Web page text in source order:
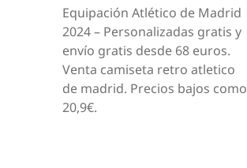
Equipación Atlético de Madrid
2024 – Personalizadas gratis y
envío gratis desde 68 euros.
Venta camiseta retro atletico
de madrid. Precios bajos como
20,9€.